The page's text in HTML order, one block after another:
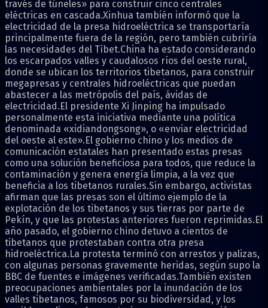
través de túneles» para construir cinco centrales
eléctricas en cascada.Xinhua también informó que la
electricidad de la presa hidroeléctrica se transportaría
principalmente fuera de la región, pero también cubriría
las necesidades del Tíbet.China ha estado considerando
los escarpados valles y caudalosos ríos del oeste rural,
donde se ubican los territorios tibetanos, para construir
megapresas y centrales hidroeléctricas que puedan
abastecer a las metrópolis del país, ávidas de
electricidad.El presidente Xi Jinping ha impulsado
personalmente esta iniciativa mediante una política
denominada «xidiandongsong», o «enviar electricidad
del oeste al este».El gobierno chino y los medios de
comunicación estatales han presentado estas presas
como una solución beneficiosa para todos, que reduce la
contaminación y genera energía limpia, a la vez que
beneficia a los tibetanos rurales.Sin embargo, activistas
afirman que las presas son el último ejemplo de la
explotación de los tibetanos y sus tierras por parte de
Pekín, y que las protestas anteriores fueron reprimidas.El
año pasado, el gobierno chino detuvo a cientos de
tibetanos que protestaban contra otra presa
hidroeléctrica.La protesta terminó con arrestos y palizas,
con algunas personas gravemente heridas, según supo la
BBC de fuentes e imágenes verificadas.También existen
preocupaciones ambientales por la inundación de los
valles tibetanos, famosos por su biodiversidad, y los